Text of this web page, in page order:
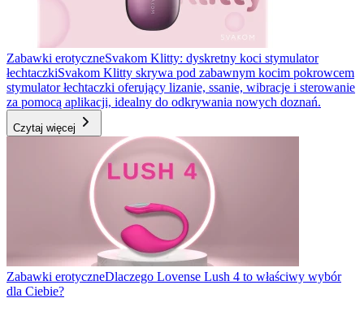
Zabawki erotyczneSvakom Klitty: dyskretny koci stymulator
łechtaczkiSvakom Klitty skrywa pod zabawnym kocim pokrowcem
stymulator łechtaczki oferujący lizanie, ssanie, wibracje i sterowanie
za pomocą aplikacji, idealny do odkrywania nowych doznań.
Czytaj więcej
Zabawki erotyczneDlaczego Lovense Lush 4 to właściwy wybór
dla Ciebie?